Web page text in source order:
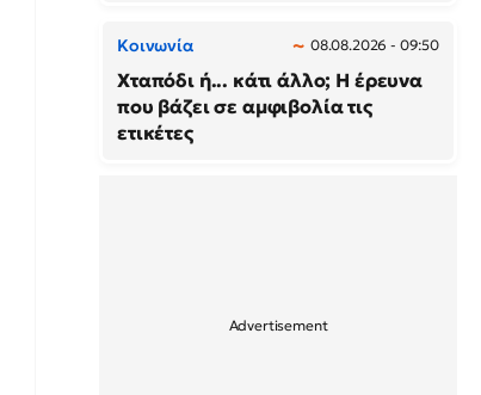
Κοινωνία 08.08.2026 - 09:50
Χταπόδι ή... κάτι άλλο; Η έρευνα
που βάζει σε αμφιβολία τις
ετικέτες